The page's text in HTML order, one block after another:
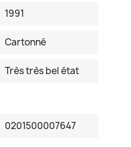
1991
Cartonné
Très très bel état
0201500007647